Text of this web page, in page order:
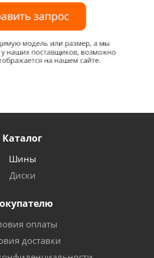
Каталог
Шины
Диски
оплаты
доставки